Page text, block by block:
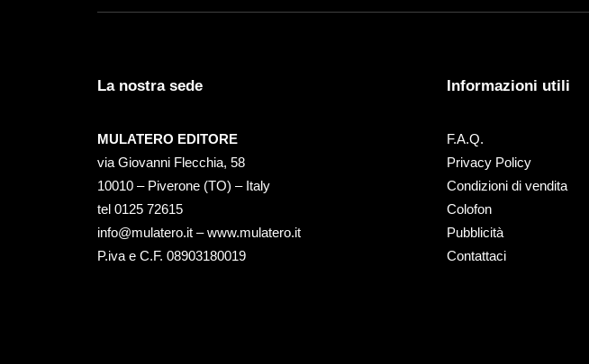
La nostra sede
MULATERO EDITORE
via Giovanni Flecchia, 58
10010 – Piverone (TO) – Italy
tel ‭0125 72615‬
info@mulatero.it –www.mulatero.it
P.iva e C.F. 08903180019
Informazioni utili
F.A.Q.
Privacy Policy
Condizioni di vendita
Colofon
Pubblicità
Contattaci